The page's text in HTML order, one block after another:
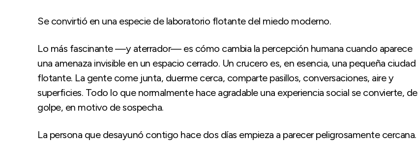
Se convirtió en una especie de laboratorio flotante del miedo moderno.
Lo más fascinante —y aterrador— es cómo cambia la percepción humana cuando aparece
una amenaza invisible en un espacio cerrado. Un crucero es, en esencia, una pequeña ciudad
flotante. La gente come junta, duerme cerca, comparte pasillos, conversaciones, aire y
superficies. Todo lo que normalmente hace agradable una experiencia social se convierte, de
golpe, en motivo de sospecha.
La persona que desayunó contigo hace dos días empieza a parecer peligrosamente cercana.